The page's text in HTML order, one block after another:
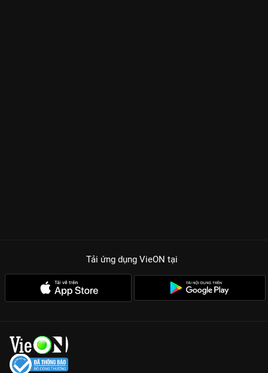
Tải ứng dụng VieON tại